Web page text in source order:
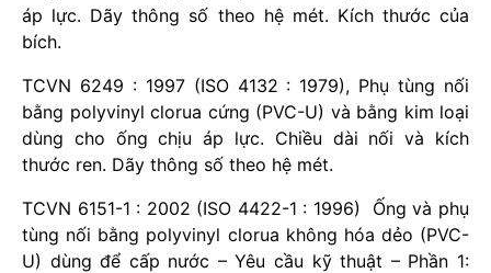
áp lực. Dãy thông số theo hệ mét. Kích thước của
bích.
TCVN 6249 : 1997 (ISO 4132 : 1979), Phụ tùng nối
bằng polyvinyl clorua cứng (PVC-U) và bằng kim loại
dùng cho ống chịu áp lực. Chiều dài nối và kích
thước ren. Dãy thông số theo hệ mét.
TCVN 6151-1 : 2002 (ISO 4422-1 : 1996) Ống và phụ
tùng nối bằng polyvinyl clorua không hóa dẻo (PVC-
U) dùng để cấp nước – Yêu cầu kỹ thuật – Phần 1: